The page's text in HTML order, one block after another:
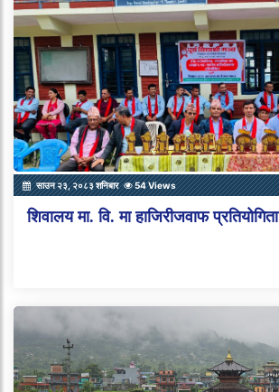
साउन २३, २०८३ शनिबार 54 Views
शिवालय मा. वि. मा हाजिरीजवाफ प्रतियोगिता